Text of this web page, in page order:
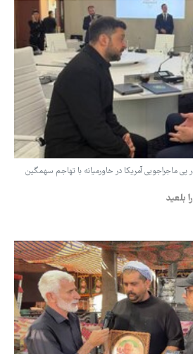
پی ماجراجویی آمریکا در خاورمیانه با تهاجم سهمگین
بلعید